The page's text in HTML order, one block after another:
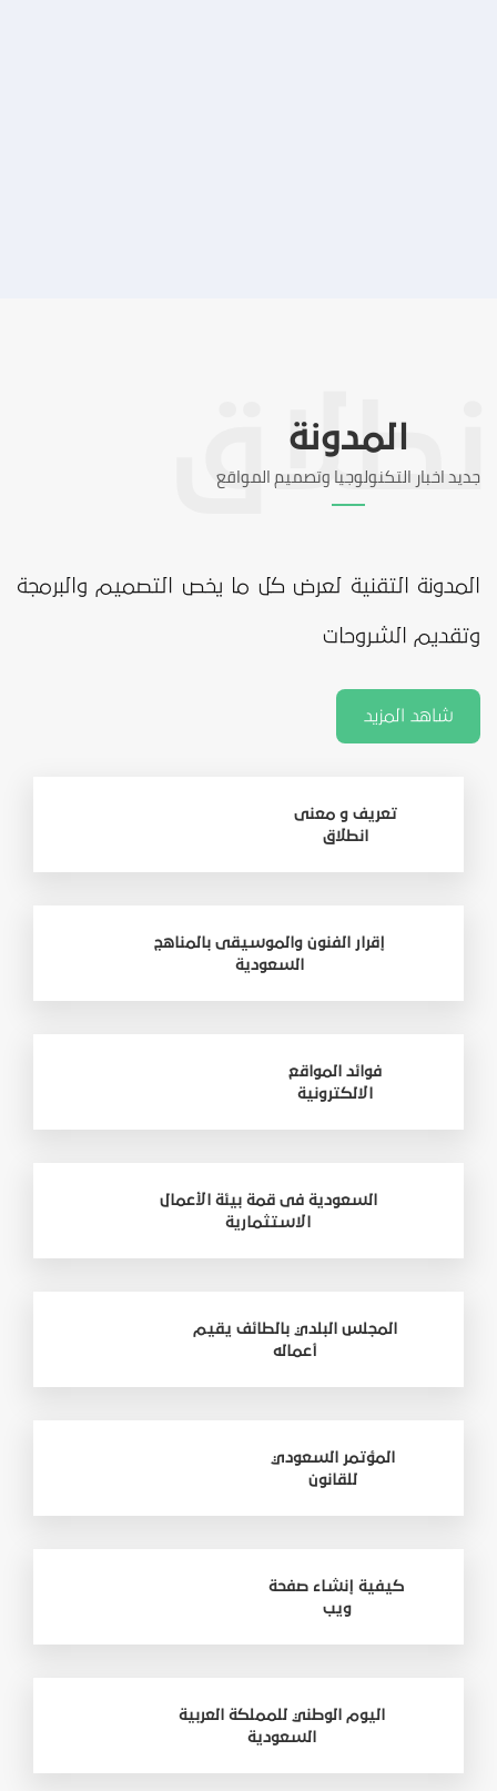
المدونة
جديد اخبار التكنولوجيا وتصميم المواقع
المدونة التقنية لعرض كل ما يخص التصميم والبرمجة
وتقديم الشروحات
شاهد المزيد
تعريف و معنى
انطلاق
إقرار الفنون والموسيقى بالمناهج
السعودية
فوائد المواقع
الالكترونية
السعودية فى قمة بيئة الأعمال
الاستثمارية
المجلس البلدي بالطائف يقيم
أعماله
المؤتمر السعودي
للقانون
كيفية إنشاء صفحة
ويب
اليوم الوطني للمملكة العربية
السعودية